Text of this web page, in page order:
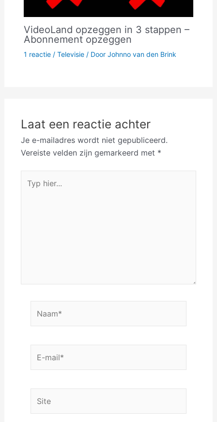
VideoLand opzeggen in 3 stappen –
Abonnement opzeggen
1 reactie / Televisie/ Door Johnno van den Brink
Laat een reactie achter
Je e-mailadres wordt niet gepubliceerd.
Vereiste velden zijn gemarkeerd met *
hier...
mail*